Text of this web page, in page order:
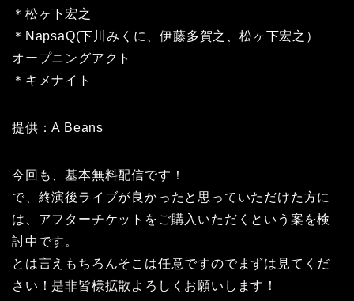
＊松ヶ下宏之
＊NapsaQ(下川みくに、伊藤多賀之、松ヶ下宏之）
オープニングアクト
＊キメナイト
提供：A Beans
今回も、基本無料配信です！
で、終演後ライブが良かったと思っていただけた方に
は、アフターチケットをご購入いただくという案を検
討中です。
とは言えもちろんそこは任意ですのでまずは見てくだ
さい！是非皆様拡散よろしくお願いします！